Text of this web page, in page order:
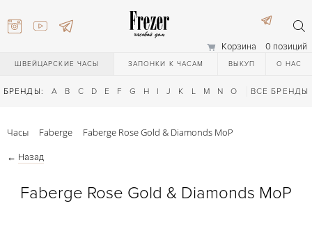
Корзина 0 позиций
ШВЕЙЦАРСКИЕ ЧАСЫ ЗАПОНКИ К ЧАСАМ ВЫКУП О НАС
БРЕНДЫ: A B C D E F G H I J K L M N O Q R S T
ВСЕ БРЕНДЫ
Часы Faberge Faberge Rose Gold & Diamonds MoP
← Назад
Faberge Rose Gold & Diamonds MoP